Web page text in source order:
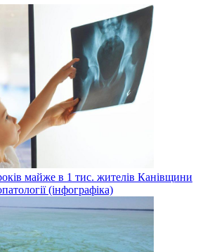
майже в 1 тис. жителів Канівщини
(інфографіка)